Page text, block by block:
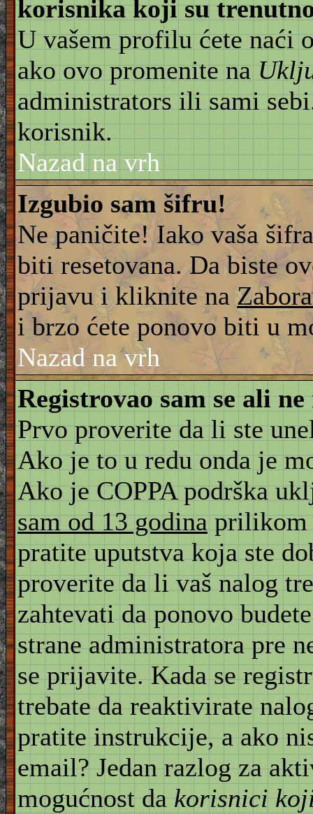
korisnika koji su
U vašem profilu ćete naći
ako ovo promenite na
administrators ili sami
korisnik.
Nazad na vrh
Izgubio sam šifru!
Ne paničite! Iako vaša
biti resetovana. Da biste
prijavu i kliknite na
i brzo ćete ponovo biti u
Nazad na vrh
Registrovao sam se ali
Prvo proverite da li ste
Ako je to u redu onda je
Ako je COPPA podrška
sam od 13 godinaprilikom
pratite uputstva koja ste
proverite da li vaš nalog
zahtevati da ponovo
strane administratora pre
se prijavite. Kada se
trebate da reaktivirate
pratite instrukcije, a ako
email? Jedan razlog za
mogućnost dakorisnici